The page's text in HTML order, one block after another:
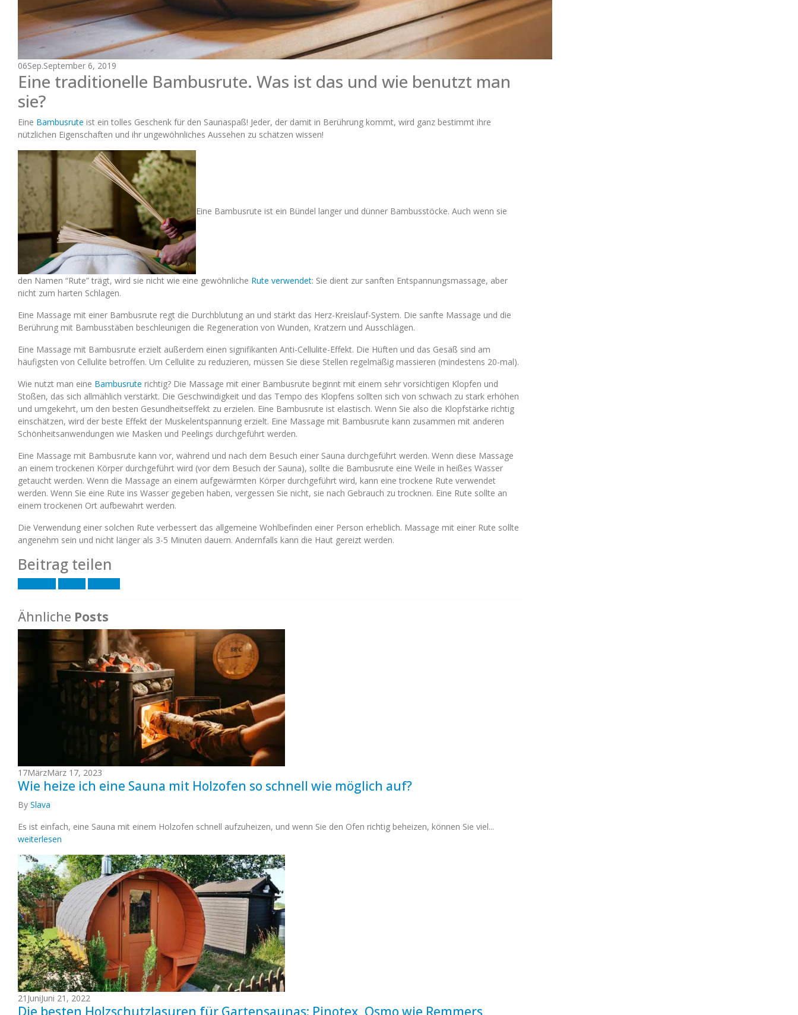
06Sep.September 6, 2019
Eine traditionelle Bambusrute. Was ist das und wie benutzt man
sie?
Eine Bambusrute ist ein tolles Geschenk für den Saunaspaß! Jeder, der damit in Berührung kommt, wird ganz bestimmt ihre
nützlichen Eigenschaften und ihr ungewöhnliches Aussehen zu schätzen wissen!
Eine Bambusrute ist ein Bündel langer und dünner Bambusstöcke. Auch wenn sie
den Namen “Rute” trägt, wird sie nicht wie eine gewöhnliche Rute verwendet: Sie dient zur sanften Entspannungsmassage, aber
nicht zum harten Schlagen.
Eine Massage mit einer Bambusrute regt die Durchblutung an und stärkt das Herz-Kreislauf-System. Die sanfte Massage und die
Berührung mit Bambusstäben beschleunigen die Regeneration von Wunden, Kratzern und Ausschlägen.
Eine Massage mit Bambusrute erzielt außerdem einen signifikanten Anti-Cellulite-Effekt. Die Hüften und das Gesäß sind am
häufigsten von Cellulite betroffen. Um Cellulite zu reduzieren, müssen Sie diese Stellen regelmäßig massieren (mindestens 20-mal).
Wie nutzt man eine Bambusrute richtig? Die Massage mit einer Bambusrute beginnt mit einem sehr vorsichtigen Klopfen und
Stoßen, das sich allmählich verstärkt. Die Geschwindigkeit und das Tempo des Klopfens sollten sich von schwach zu stark erhöhen
und umgekehrt, um den besten Gesundheitseffekt zu erzielen. Eine Bambusrute ist elastisch. Wenn Sie also die Klopfstärke richtig
einschätzen, wird der beste Effekt der Muskelentspannung erzielt. Eine Massage mit Bambusrute kann zusammen mit anderen
Schönheitsanwendungen wie Masken und Peelings durchgeführt werden.
Eine Massage mit Bambusrute kann vor, während und nach dem Besuch einer Sauna durchgeführt werden. Wenn diese Massage
an einem trockenen Körper durchgeführt wird (vor dem Besuch der Sauna), sollte die Bambusrute eine Weile in heißes Wasser
getaucht werden. Wenn die Massage an einem aufgewärmten Körper durchgeführt wird, kann eine trockene Rute verwendet
werden. Wenn Sie eine Rute ins Wasser gegeben haben, vergessen Sie nicht, sie nach Gebrauch zu trocknen. Eine Rute sollte an
einem trockenen Ort aufbewahrt werden.
Die Verwendung einer solchen Rute verbessert das allgemeine Wohlbefinden einer Person erheblich. Massage mit einer Rute sollte
angenehm sein und nicht länger als 3-5 Minuten dauern. Andernfalls kann die Haut gereizt werden.
Beitrag teilen
Ähnliche Posts
17MärzMärz 17, 2023
Wie heize ich eine Sauna mit Holzofen so schnell wie möglich auf?
By Slava
Es ist einfach, eine Sauna mit einem Holzofen schnell aufzuheizen, und wenn Sie den Ofen richtig beheizen, können Sie viel...
weiterlesen
21 JuniJuni 21, 2022
Die besten Holzschutzlasuren für Gartensaunas: Pinotex, Osmo wie Remmers